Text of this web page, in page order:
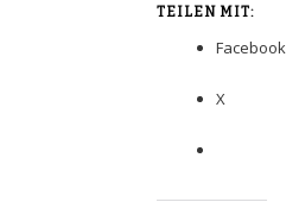
TEILEN MIT:
Facebook
X